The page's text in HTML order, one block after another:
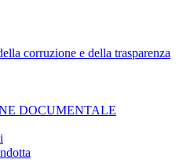
corruzione e della trasparenza
DOCUMENTALE